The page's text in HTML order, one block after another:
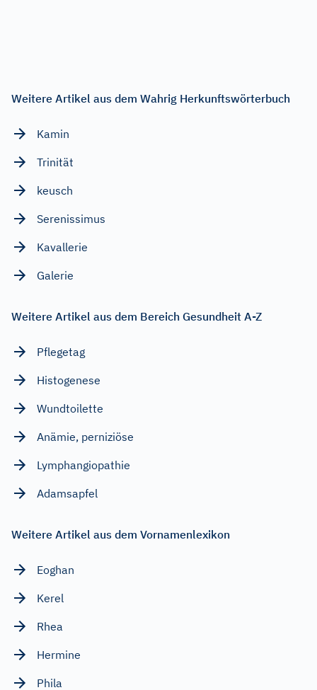
Weitere Artikel aus dem Wahrig Herkunftswörterbuch
Kamin
Trinität
keusch
Serenissimus
Kavallerie
Galerie
Weitere Artikel aus dem Bereich Gesundheit A-Z
Pflegetag
Histogenese
Wundtoilette
Anämie, perniziöse
Lymphangiopathie
Adamsapfel
Weitere Artikel aus dem Vornamenlexikon
Eoghan
Kerel
Rhea
Hermine
Phila